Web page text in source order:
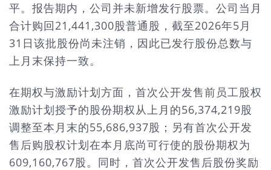
平。报告期内，公司并未新增发行股票。公司当月
合计购回21,441,300股普通股，截至2026年5月
31日该批股份尚未注销，因此已发行股份总数与
上月末保持一致。
在期权与激励计划方面，首次公开发售前员工股权
激励计划授予的股份期权从上月的56,374,219股
调整至本月末的55,686,937股；另有首次公开发
售后购股权计划在本月底尚可行使的股份期权为
609,160,767股。同时，首次公开发售后股份奖励